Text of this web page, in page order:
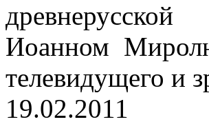
Иоанном
телевидущего и
19.02.2011